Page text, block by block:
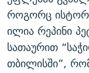
როგორც
ილია რეპინი
სათაურით
თბილისში”,